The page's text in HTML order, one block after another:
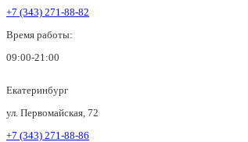
+7 (343) 271-88-82
Время работы:
09:00-21:00
Екатеринбург
ул. Первомайская, 72
+7 (343) 271-88-86